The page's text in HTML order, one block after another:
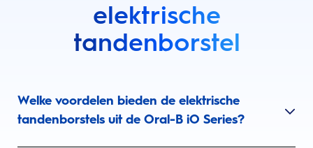
elektrische
tandenborstel
Welke voordelen bieden de elektrische
tandenborstels uit de Oral-B iO Series?